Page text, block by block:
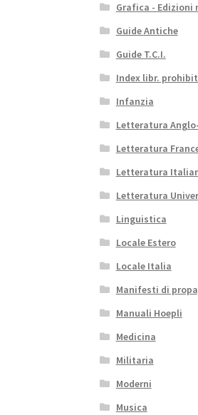
Grafica - Edizioni
Guide Antiche
Guide T.C.I.
Index libr.
Infanzia
Letteratura
Letteratura
Letteratura
Letteratura
Linguistica
Locale Estero
Locale Italia
Manifesti di
Manuali Hoepli
Medicina
Militaria
Moderni
Musica